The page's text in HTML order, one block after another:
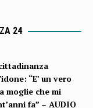
24
“E’ un vero
moglie che mi
fa” – AUDIO